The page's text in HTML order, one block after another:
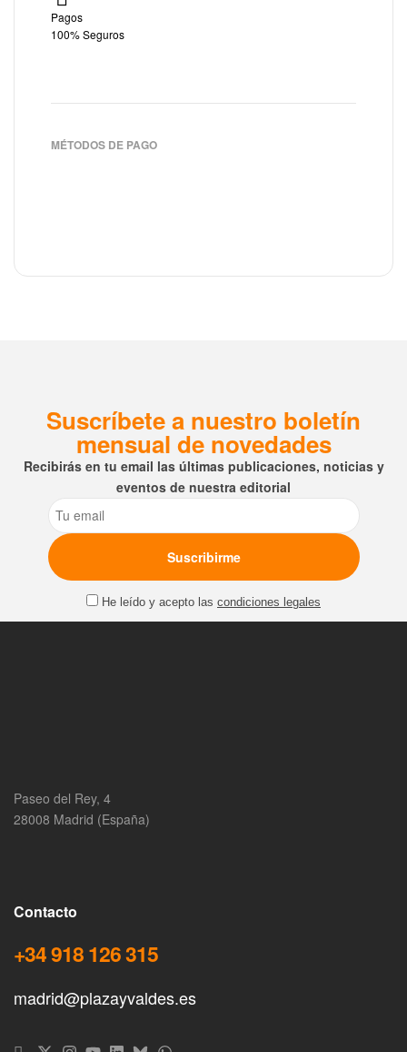
Pagos
100% Seguros
MÉTODOS DE PAGO
Suscríbete a nuestro boletín
mensual de novedades
Recibirás en tu email las últimas publicaciones, noticias y
eventos de nuestra editorial
Email
He leído y acepto las condiciones legales
Paseo del Rey, 4
28008 Madrid (España)
Contacto
+34 918 126 315
madrid@plazayvaldes.es